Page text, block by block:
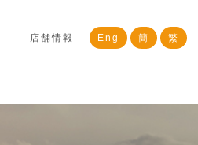
店舗情報 Eng 簡 繁